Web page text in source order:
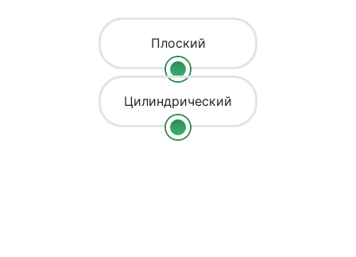
Плоский
Цилиндрический